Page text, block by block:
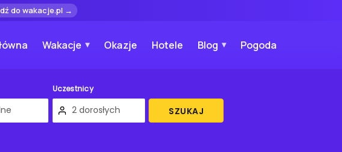
do wakacje.pl →
Wakacje Okazje Hotele Blog Pogoda
Uczestnicy
SZUKAJ